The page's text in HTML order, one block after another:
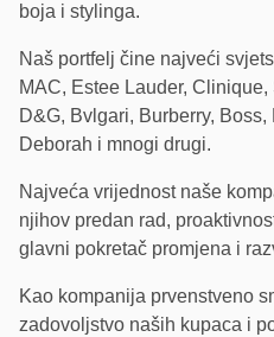
boja i stylinga.
Naš portfelj čine najveći
MAC, Estee Lauder,
D&G, Bvlgari, Burberry,
Deborah i mnogi drugi.
Najveća vrijednost naše
njihov predan rad,
glavni pokretač promjena i
Kao kompanija prvenstveno
zadovoljstvo naših kupaca i